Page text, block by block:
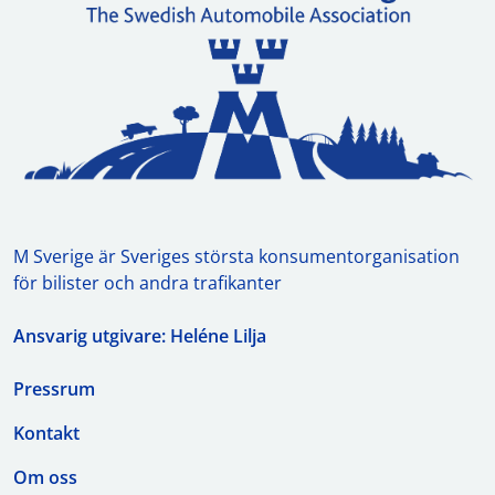
M Sverige är Sveriges största konsumentorganisation
för bilister och andra trafikanter
Ansvarig utgivare: Heléne Lilja
Pressrum
Kontakt
Om oss